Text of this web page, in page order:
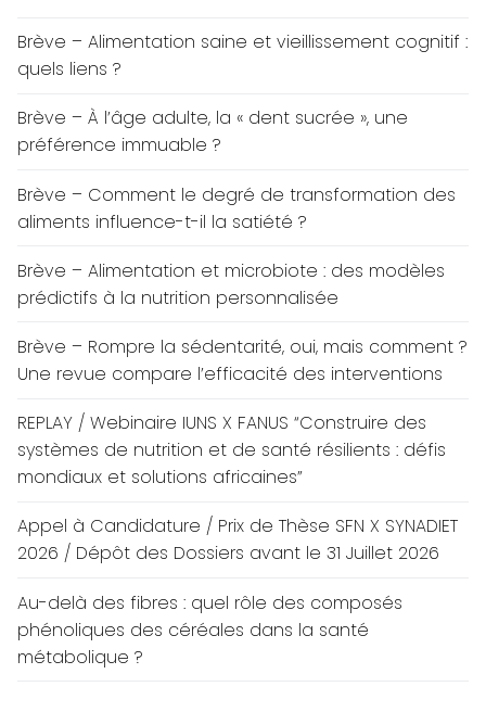
Brève – Alimentation saine et vieillissement cognitif :
quels liens ?
Brève – À l’âge adulte, la « dent sucrée », une
préférence immuable ?
Brève – Comment le degré de transformation des
aliments influence-t-il la satiété ?
Brève – Alimentation et microbiote : des modèles
prédictifs à la nutrition personnalisée
Brève – Rompre la sédentarité, oui, mais comment ?
Une revue compare l’efficacité des interventions
REPLAY / Webinaire IUNS X FANUS “Construire des
systèmes de nutrition et de santé résilients : défis
mondiaux et solutions africaines”
Appel à Candidature / Prix de Thèse SFN X SYNADIET
2026 / Dépôt des Dossiers avant le 31 Juillet 2026
Au-delà des fibres : quel rôle des composés
phénoliques des céréales dans la santé
métabolique ?